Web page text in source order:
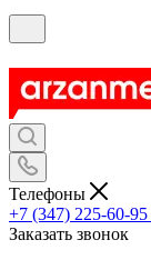
Телефоны
+7 (347) 225-60-95
Заказать звонок